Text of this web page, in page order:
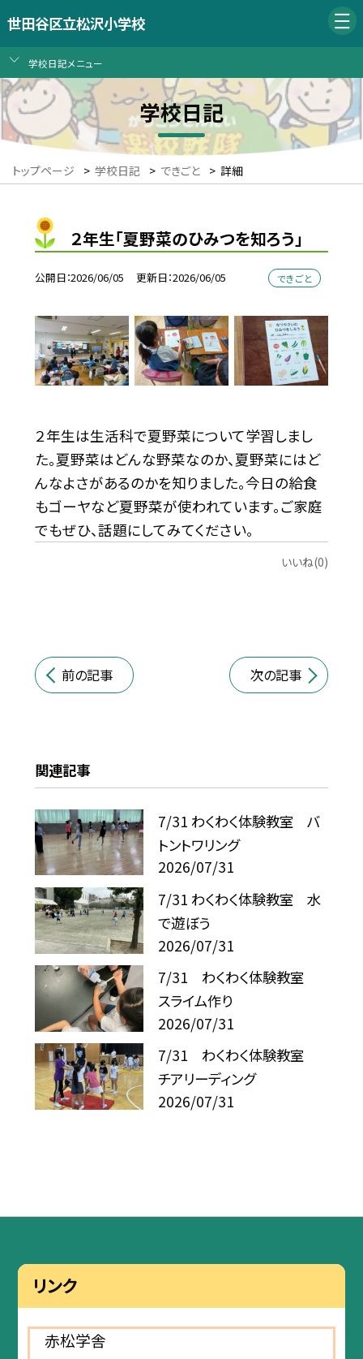
世田谷区立松沢小学校
学校日記メニュー
学校日記
トップページ > 学校日記 > できごと > 詳細
２年生「夏野菜のひみつを知ろう」
公開日 2026/06/05 更新日 2026/06/05 できごと
２年生は生活科で夏野菜について学習しまし
た。夏野菜はどんな野菜なのか、夏野菜にはど
んなよさがあるのかを知りました。今日の給食
もゴーヤなど夏野菜が使われています。ご家庭
でもぜひ、話題にしてみてください。
いいね(0)
前の記事 次の記事
関連記事
7/31 わくわく体験教室 バ
トントワリング
2026/07/31
7/31 わくわく体験教室 水
で遊ぼう
2026/07/31
7/31 わくわく体験教室
スライム作り
2026/07/31
7/31 わくわく体験教室
チアリーディング
2026/07/31
リンク
赤松学舎